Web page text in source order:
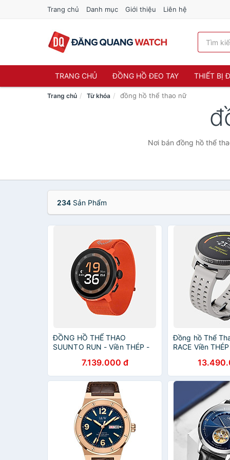
Trang chủ Danh mục Giới thiệu Liên hệ
TRANG CHỦ ĐỒNG HỒ ĐEO TAY THIẾT BỊ
Trang chủ Từ khóa đồng hồ thể thao nữ
Nơi bán đồng hồ thể
234 Sản Phẩm
ĐỒNG HỒ THỂ THAO
SUUNTO RUN - Viền THÉP -
nhẹ - với hơn 34 môn thể thao
khác
7.139.000 đ
Đồng hồ Thể
RACE Viền
SS050930000 -
SS050931000